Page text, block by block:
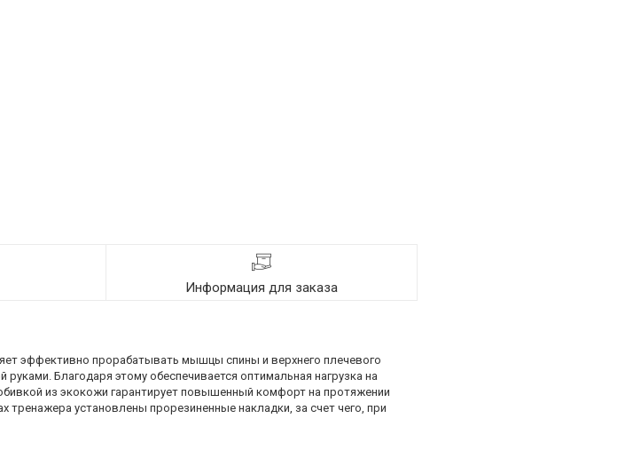
Информация для заказа
эффективно прорабатывать мышцы спины и верхнего плечевого
Благодаря этому обеспечивается оптимальная нагрузка на
из экокожи гарантирует повышенный комфорт на протяжении
тренажера установлены прорезиненные накладки, за счет чего, при